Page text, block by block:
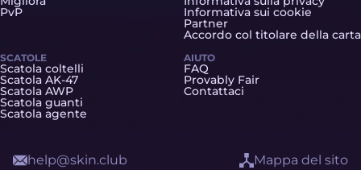
PvP
SCATOLE
Scatola coltelli
Scatola AK-47
Scatola AWP
Scatola guanti
Scatola agente
Informativa sui cookie
Partner
Accordo col titolare della carta
AIUTO
FAQ
Provably Fair
Contattaci
help@skin.club Mappa del sito